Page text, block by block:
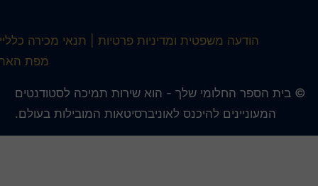
הודעה משפטית ומדיניות פרטיות
תנאי מכירה כלליים
מפת האתר
בית הספר החלומי שלך - הוא שירות תמיכה לסטודנטים
המעוניינים להיכנס לאוניברסיטאות המובילות בעולם.